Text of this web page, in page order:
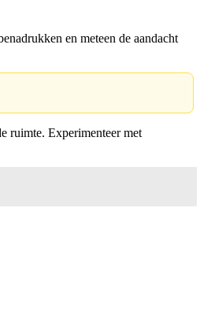
en meteen de aandacht
ruimte. Experimenteer met